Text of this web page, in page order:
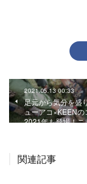
2021.05.13 00:33
足元から気分を盛
ューアコ×KEENの
2021年も登場！
関連記事